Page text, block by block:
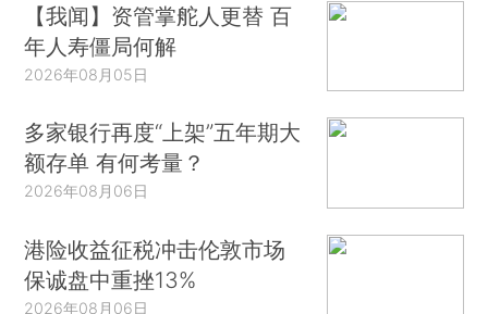
【我闻】资管掌舵人更替 百
年人寿僵局何解
2026年08月05日
多家银行再度“上架”五年期大
额存单 有何考量？
2026年08月06日
港险收益征税冲击伦敦市场
保诚盘中重挫13%
2026年08月06日